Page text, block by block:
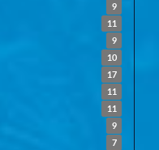
9
11
9
10
17
11
11
9
7